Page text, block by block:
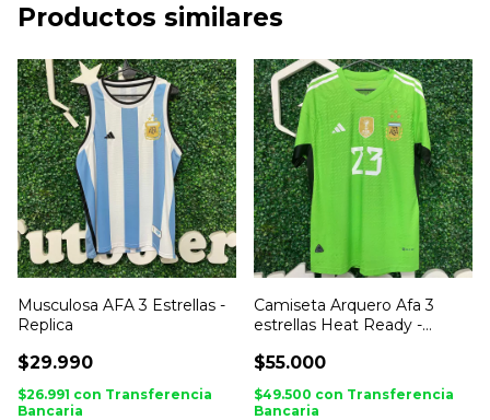
Productos similares
Musculosa AFA 3 Estrellas -
Replica
$29.990
$26.991 con Transferencia
Bancaria
Camiseta Arquero Afa 3
estrellas Heat Ready -
$55.000
$49.500 con Transferencia
Bancaria